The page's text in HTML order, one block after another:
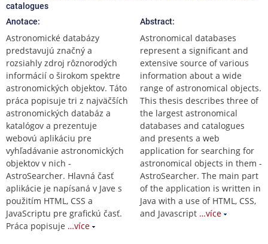
catalogues
Anotace:
Astronomické databázy
predstavujú značný a
rozsiahly zdroj rôznorodých
informácií o širokom spektre
astronomických objektov. Táto
práca popisuje tri z najväčších
astronomických databáz a
katalógov a prezentuje
webovú aplikáciu pre
vyhľadávanie astronomických
objektov v nich -
AstroSearcher. Hlavná časť
aplikácie je napísaná v Jave s
použitím HTML, CSS a
JavaScriptu pre grafickú časť.
Práca popisuje …více
Abstract:
Astronomical databases
represent a significant and
extensive source of various
information about a wide
range of astronomical objects.
This thesis describes three of
the largest astronomical
databases and catalogues
and presents a web
application for searching for
astronomical objects in them -
AstroSearcher. The main part
of the application is written in
Java with a use of HTML, CSS,
and Javascript …více